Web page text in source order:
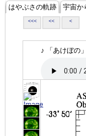
はやぶさの軌跡 宇宙か
<<< << <
♪ 「あけぼの」